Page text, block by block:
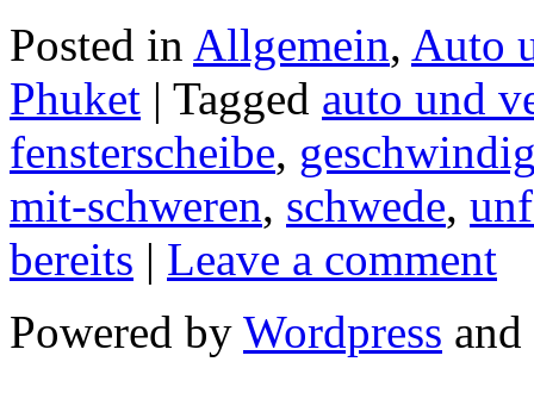
Posted in Allgemein, Auto
Phuket | Tagged auto und
fensterscheibe,
mit-schweren, schwede,
bereits | Leave a comment
Powered by Wordpress and